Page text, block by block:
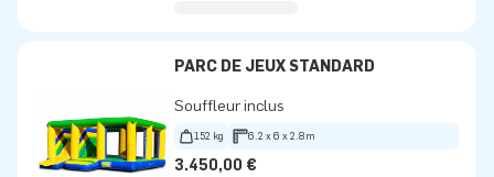
PARC DE JEUX STANDARD
Souffleur inclus
152 kg 6.2 x 6 x 2.8m
3.450,00 €